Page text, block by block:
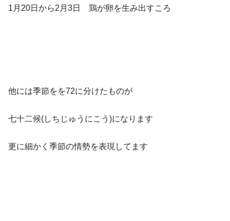
1月20日から2月3日 鶏が卵を生み出すころ
他には季節をを72に分けたものが
七十二候(しちじゅうにこう)になります
更に細かく季節の情勢を表現してます